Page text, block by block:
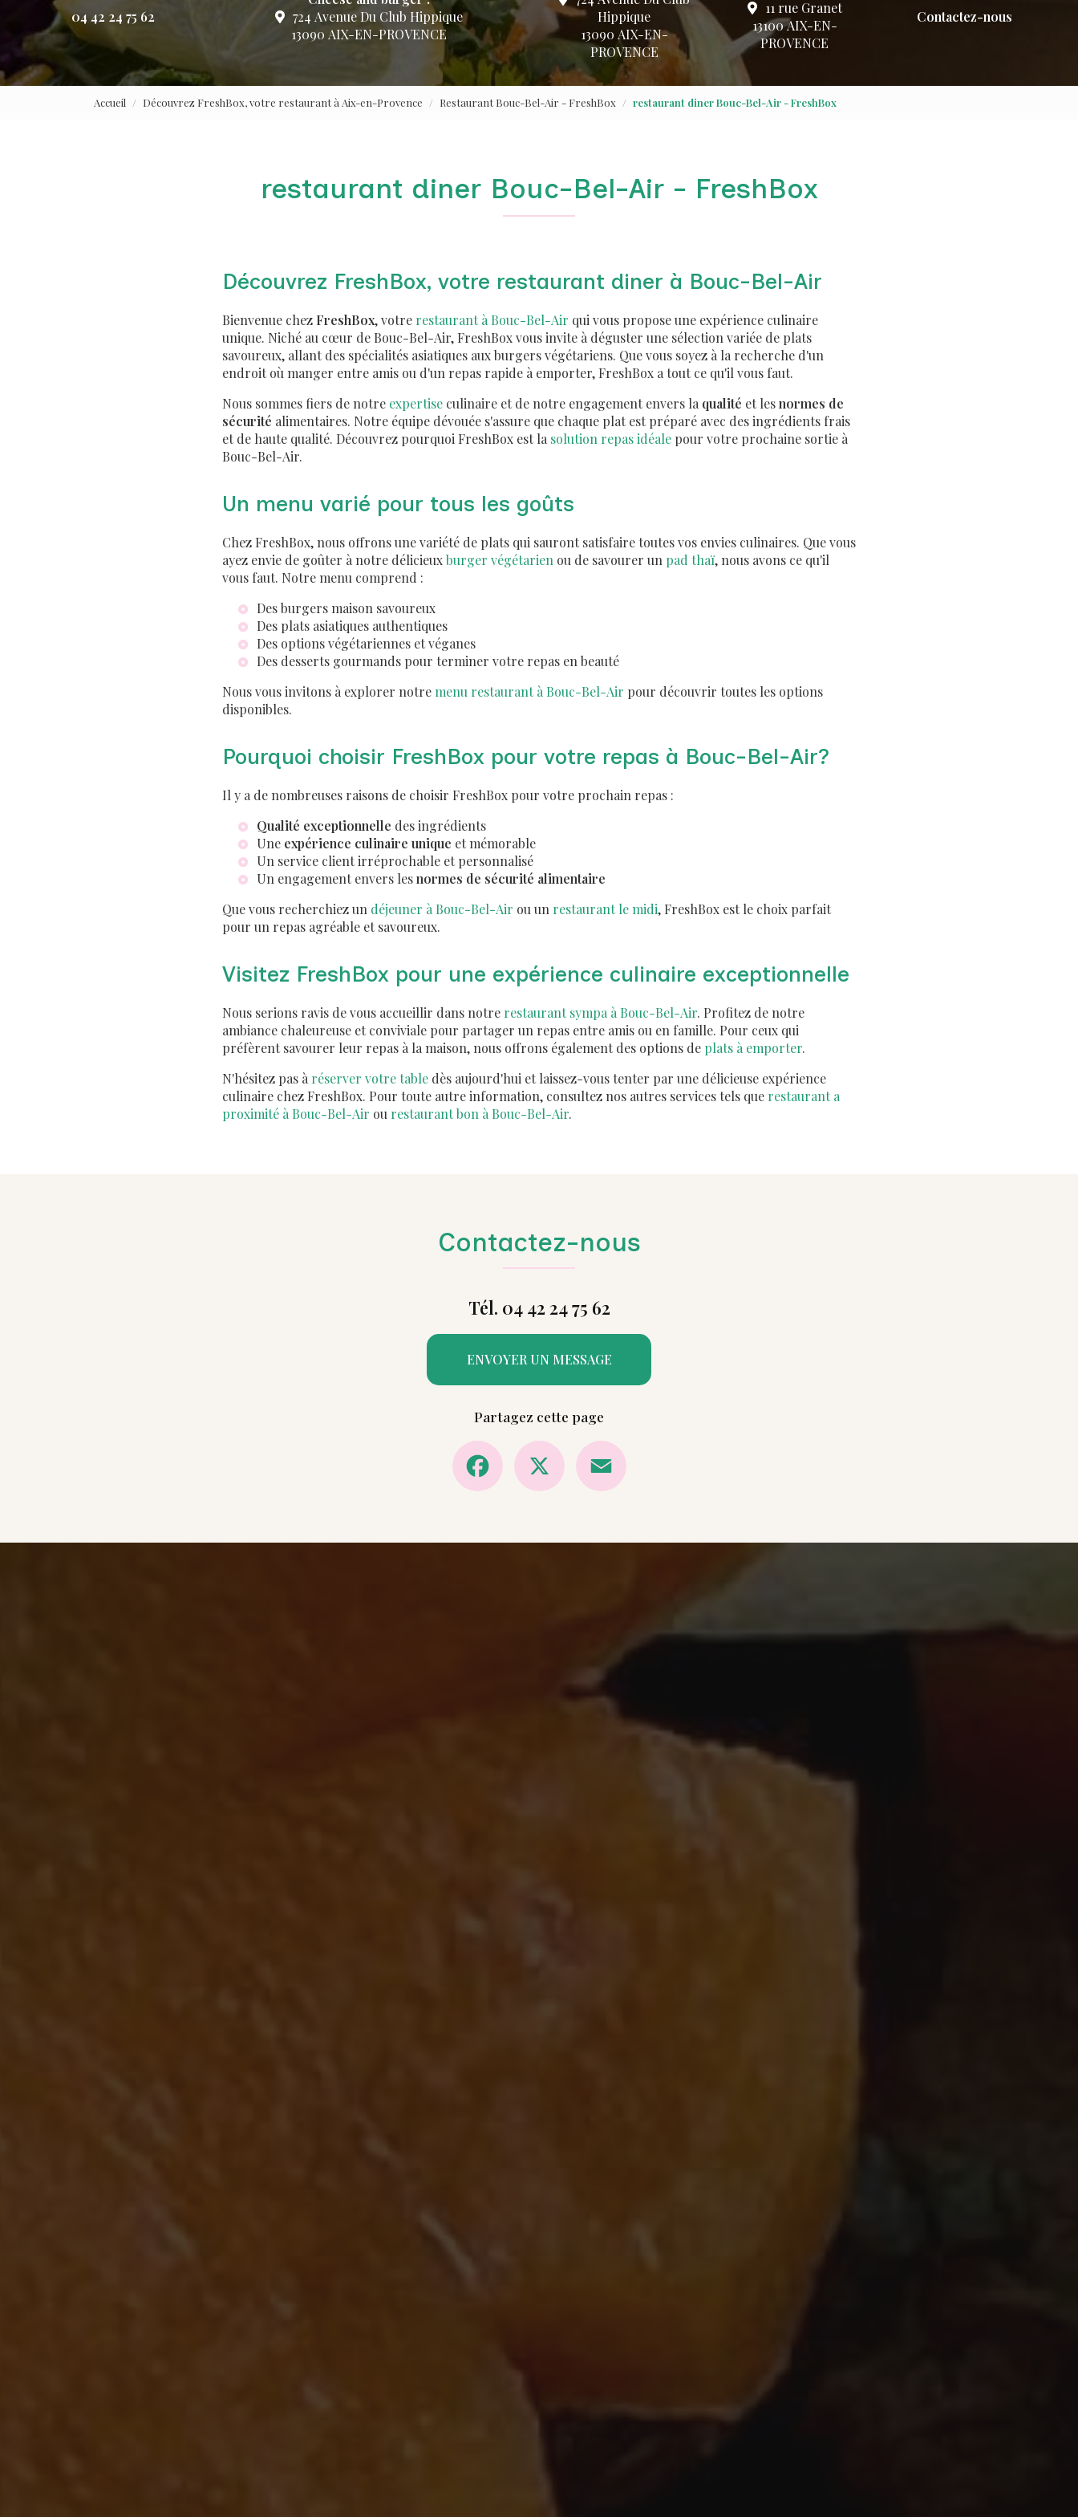
04 42 24 75 62
724 Avenue Du Club Hippique
13090 AIX-EN-PROVENCE
Hippique
13090 AIX-EN-
PROVENCE
11 rue Granet
13100 AIX-EN-
PROVENCE
Contactez-nous
Accueil Découvrez FreshBox, votre restaurant à Aix-en-Provence Restaurant Bouc-Bel-Air - FreshBox restaurant diner Bouc-Bel-Air - FreshBox
restaurant diner Bouc-Bel-Air - FreshBox
Découvrez FreshBox, votre restaurant diner à Bouc-Bel-Air
Bienvenue chez FreshBox, votre restaurant à Bouc-Bel-Air qui vous propose une expérience culinaire
unique. Niché au cœur de Bouc-Bel-Air, FreshBox vous invite à déguster une sélection variée de plats
savoureux, allant des spécialités asiatiques aux burgers végétariens. Que vous soyez à la recherche d'un
endroit où manger entre amis ou d'un repas rapide à emporter, FreshBox a tout ce qu'il vous faut.
Nous sommes fiers de notre expertise culinaire et de notre engagement envers la qualité et lesnormes de
sécurité alimentaires. Notre équipe dévouée s'assure que chaque plat est préparé avec des ingrédients frais
et de haute qualité. Découvrez pourquoi FreshBox est la solution repas idéale pour votre prochaine sortie à
Bouc-Bel-Air.
Un menu varié pour tous les goûts
Chez FreshBox, nous offrons une variété de plats qui sauront satisfaire toutes vos envies culinaires. Que vous
ayez envie de goûter à notre délicieuxburger végétarien ou de savourer un pad thaï, nous avons ce qu'il
vous faut. Notre menu comprend :
Des burgers maison savoureux
Des plats asiatiques authentiques
Des options végétariennes et véganes
Des desserts gourmands pour terminer votre repas en beauté
Nous vous invitons à explorer notremenu restaurant à Bouc-Bel-Air pour découvrir toutes les options
disponibles.
Pourquoi choisir FreshBox pour votre repas à Bouc-Bel-Air?
Il y a de nombreuses raisons de choisir FreshBox pour votre prochain repas :
Qualité exceptionnelle des ingrédients
Une expérience culinaire unique et mémorable
Un service client irréprochable et personnalisé
Un engagement envers lesnormes de sécurité alimentaire
Que vous recherchiez un déjeuner à Bouc-Bel-Air ou un restaurant le midi, FreshBox est le choix parfait
pour un repas agréable et savoureux.
Visitez FreshBox pour une expérience culinaire exceptionnelle
Nous serions ravis de vous accueillir dans notre restaurant sympa à Bouc-Bel-Air. Profitez de notre
ambiance chaleureuse et conviviale pour partager un repas entre amis ou en famille. Pour ceux qui
préfèrent savourer leur repas à la maison, nous offrons également des options de plats à emporter.
N'hésitez pas à réserver votre table dès aujourd'hui et laissez-vous tenter par une délicieuse expérience
culinaire chez FreshBox. Pour toute autre information, consultez nos autres services tels que restaurant a
proximité à Bouc-Bel-Air ou restaurant bon à Bouc-Bel-Air.
Contactez-nous
Tél. 04 42 24 75 62
ENVOYER UN MESSAGE
Partagez cette page
Facebook